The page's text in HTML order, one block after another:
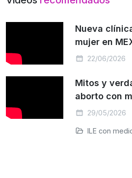
Nueva
mujer en
22/06/2026
Mitos y
aborto con
29/05/2026
ILE con